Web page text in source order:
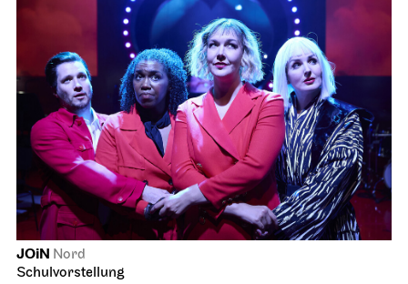
Staatsoper Stuttgart Opernhaus
Idomeneo
21.02.2027
19:00 - 22:15